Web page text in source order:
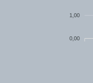
1,00
0,00